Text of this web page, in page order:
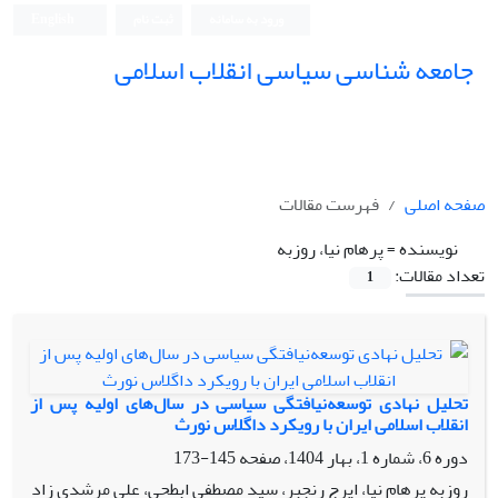
جامعه شناسی سیاسی انقلاب اسلامی
صفحه اصلی
فهرست مقالات
نویسنده =پرهام نیا، روزبه
تعداد مقالات:
1
تحلیل نهادی توسعه‌نیافتگی سیاسی در سال‌های اولیه پس از
انقلاب اسلامی ایران با رویکرد داگلاس نورث
دوره 6، شماره 1، بهار 1404، صفحه
145-173
روزبه پرهام نیا، ایرج رنجبر، سید مصطفی ابطحی، علی مرشدی زاد